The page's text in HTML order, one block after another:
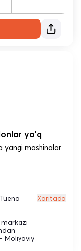
Xaritada
markazi
Moliyaviy
yo'q
mashinalar